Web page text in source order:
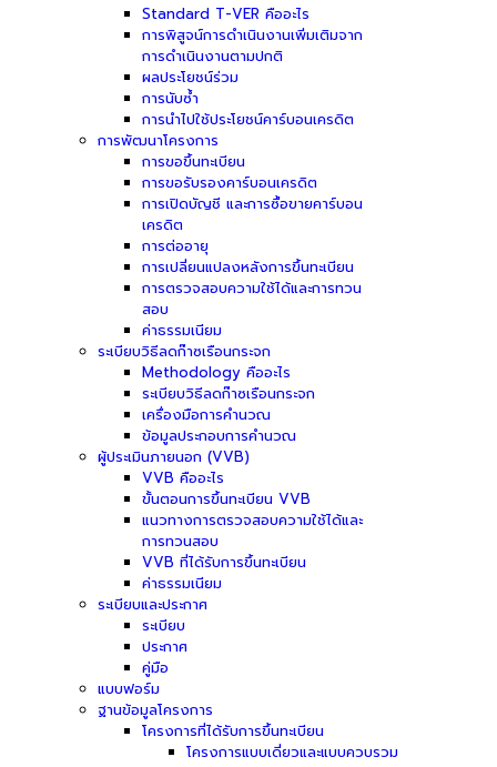
Standard T-VER คืออะไร
การพิสูจน์การดำเนินงานเพิ่มเติมจาก
การดำเนินงานตามปกติ
ผลประโยชน์ร่วม
การนับซ้ำ
การนำไปใช้ประโยชน์คาร์บอนเครดิต
การพัฒนาโครงการ
การขอขึ้นทะเบียน
การขอรับรองคาร์บอนเครดิต
การเปิดบัญชี และการซื้อขายคาร์บอน
เครดิต
การต่ออายุ
การเปลี่ยนแปลงหลังการขึ้นทะเบียน
การตรวจสอบความใช้ได้และการทวน
สอบ
ค่าธรรมเนียม
ระเบียบวิธีลดก๊าซเรือนกระจก
Methodology คืออะไร
ระเบียบวิธีลดก๊าซเรือนกระจก
เครื่องมือการคำนวณ
ข้อมูลประกอบการคำนวณ
ผู้ประเมินภายนอก (VVB)
VVB คืออะไร
ขั้นตอนการขึ้นทะเบียน VVB
แนวทางการตรวจสอบความใช้ได้และ
การทวนสอบ
VVB ที่ได้รับการขึ้นทะเบียน
ค่าธรรมเนียม
ระเบียบและประกาศ
ระเบียบ
ประกาศ
คู่มือ
แบบฟอร์ม
ฐานข้อมูลโครงการ
โครงการที่ได้รับการขึ้นทะเบียน
โครงการแบบเดี่ยวและแบบควบรวม